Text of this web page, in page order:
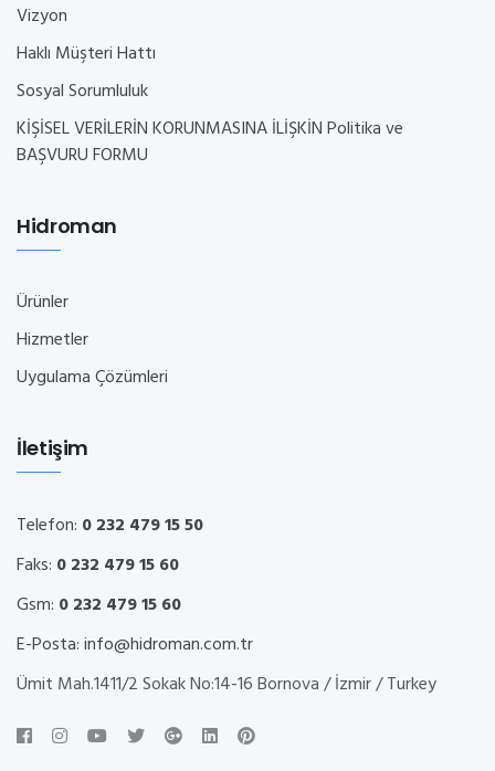
Vizyon
Haklı Müşteri Hattı
Sosyal Sorumluluk
KİŞİSEL VERİLERİN KORUNMASINA İLİŞKİN Politika ve
BAŞVURU FORMU
Hidroman
Ürünler
Hizmetler
Uygulama Çözümleri
İletişim
Telefon: 0 232 479 15 50
Faks: 0 232 479 15 60
Gsm: 0 232 479 15 60
E-Posta:info@hidroman.com.tr
Ümit Mah.1411/2 Sokak No:14-16 Bornova / İzmir / Turkey